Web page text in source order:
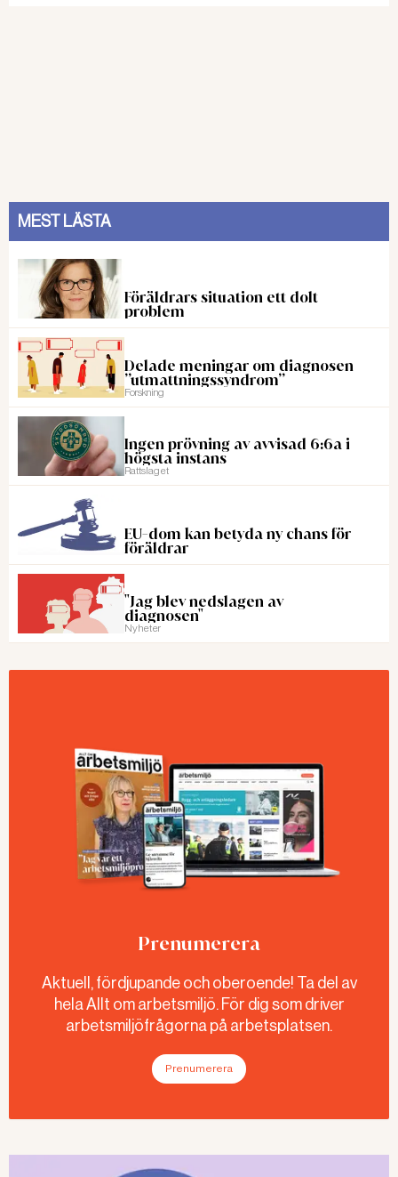
MEST LÄSTA
Föräldrars situation ett dolt
problem
Delade meningar om diagnosen
”utmattningssyndrom”
Forskning
Ingen prövning av avvisad 6:6a i
högsta instans
Rattslaget
EU-dom kan betyda ny chans för
föräldrar
"Jag blev nedslagen av
diagnosen"
Nyheter
Prenumerera
Aktuell, fördjupande och oberoende! Ta del av
hela Allt om arbetsmiljö. För dig som driver
arbetsmiljöfrågorna på arbetsplatsen.
Prenumerera